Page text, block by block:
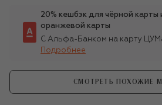
20% кешбэк для чёрной карты
оранжевой карты
С Альфа-Банком на карту
Подробнее
СМОТРЕТЬ ПОХОЖИЕ